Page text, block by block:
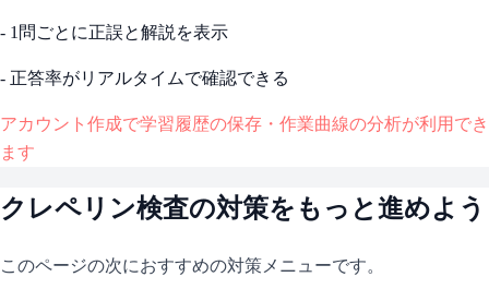
- 1問ごとに正誤と解説を表示
- 正答率がリアルタイムで確認できる
アカウント作成で学習履歴の保存・作業曲線の分析が利用でき
ます
クレペリン検査の対策をもっと進めよう
このページの次におすすめの対策メニューです。